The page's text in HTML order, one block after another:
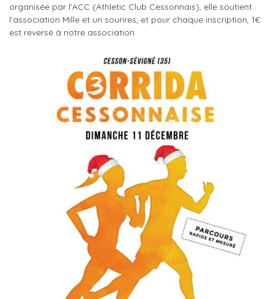
organisée par l'ACC (Athletic Club Cessonnais), elle soutient
l'association Mille et un sourires, et pour chaque inscription, 1€
est reversé à notre association.